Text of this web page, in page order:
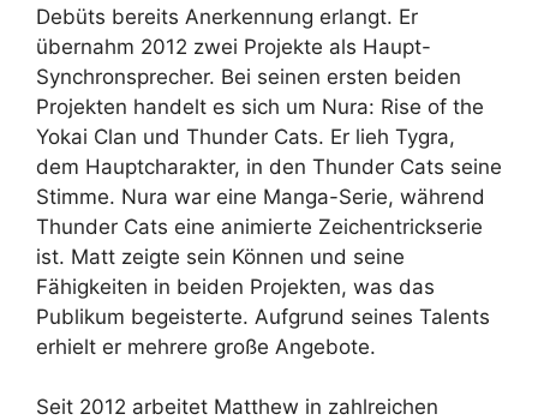
Debüts bereits Anerkennung erlangt. Er
übernahm 2012 zwei Projekte als Haupt-
Synchronsprecher. Bei seinen ersten beiden
Projekten handelt es sich um Nura: Rise of the
Yokai Clan und Thunder Cats. Er lieh Tygra,
dem Hauptcharakter, in den Thunder Cats seine
Stimme. Nura war eine Manga-Serie, während
Thunder Cats eine animierte Zeichentrickserie
ist. Matt zeigte sein Können und seine
Fähigkeiten in beiden Projekten, was das
Publikum begeisterte. Aufgrund seines Talents
erhielt er mehrere große Angebote.
Seit 2012 arbeitet Matthew in zahlreichen